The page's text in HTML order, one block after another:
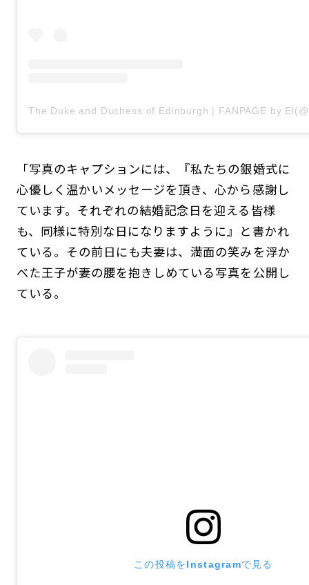
「写真のキャプションには、『私たちの銀婚式に
心優しく温かいメッセージを頂き、心から感謝し
ています。それぞれの結婚記念日を迎える皆様
も、同様に特別な日になりますように』と書かれ
ている。その前日にも夫妻は、満面の笑みを浮か
べた王子が妻の腰を抱きしめている写真を公開し
ている。
この投稿をInstagramで見る